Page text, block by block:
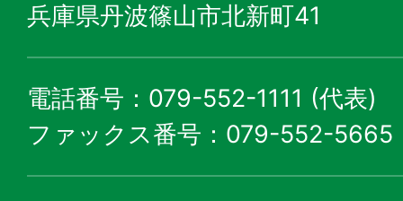
兵庫県丹波篠山市北新町41
電話番号：079-552-1111 (代表)
ファックス番号：079-552-5665